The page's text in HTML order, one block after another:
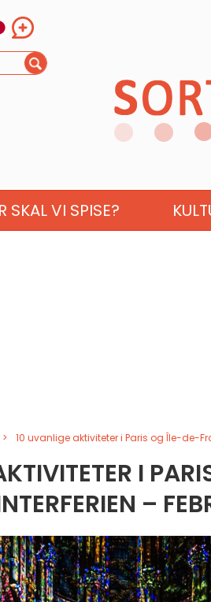
SKAL VI SPISE?
10 uvanlige aktiviteter i Paris og Île-de-
I
–